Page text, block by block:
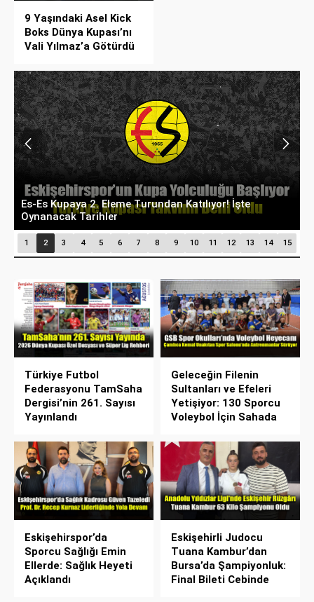
9 Yaşındaki Asel Kick
Boks Dünya Kupası’nı
Vali Yılmaz’a Götürdü
Eskişehir’de Hedef Tam İsabet: Atıcılık Branşı
Olimpik Sporcular Yetiştiriyor
1 2 3 4 5 6 7 8 9 10 11 12 13 14 15
Türkiye Futbol
Federasyonu TamSaha
Dergisi’nin 261. Sayısı
Yayınlandı
Geleceğin Filenin
Sultanları ve Efeleri
Yetişiyor: 130 Sporcu
Voleybol İçin Sahada
Eskişehirspor’da
Sporcu Sağlığı Emin
Ellerde: Sağlık Heyeti
Açıklandı
Eskişehirli Judocu
Tuana Kambur’dan
Bursa’da Şampiyonluk:
Final Bileti Cebinde